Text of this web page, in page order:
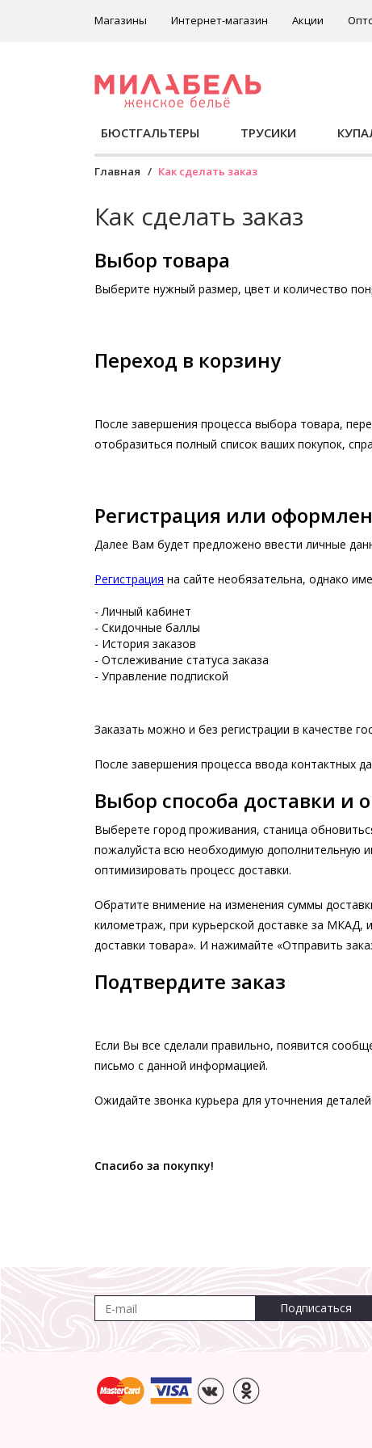
Магазины Интернет-магазин Акции
БЮСТГАЛЬТЕРЫ ТРУСИКИ
Главная Как сделать заказ
Как сделать заказ
Выбор товара
Выберите нужный размер, цвет и количество
Переход в корзину
После завершения процесса выбора товара,
отобразиться полный список ваших покупок,
Регистрация или
Далее Вам будет предложено ввести личные
Регистрация на сайте необязательна, однако
- Личный кабинет
- Скидочные баллы
- История заказов
- Отслеживание статуса заказа
- Управление подпиской
Заказать можно и без регистрации в качестве
После завершения процесса ввода контактных
Выбор способа доставки и
Выберете город проживания, станица
пожалуйста всю необходимую дополнительную
оптимизировать процесс доставки.
Обратите внимение на изменения суммы
километраж, при курьерской доставке за МКАД,
доставки товара». И нажимайте «Отправить
Подтвердите заказ
Если Вы все сделали правильно, появится
письмо с данной информацией.
Ожидайте звонка курьера для уточнения
Спасибо за покупку!
Подписаться